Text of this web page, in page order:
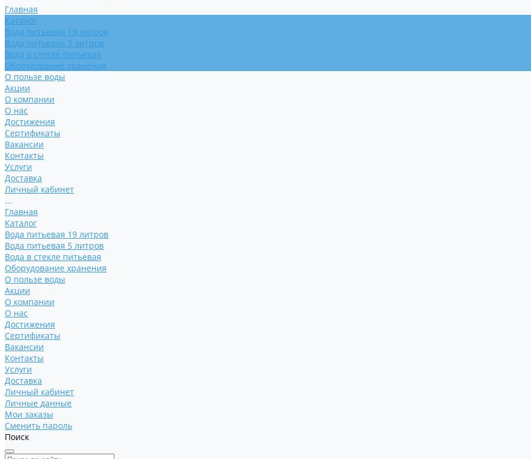
Главная
Каталог
Вода питьевая 19 литров
Вода питьевая 5 литров
Вода в стекле питьевая
Оборудование хранения
О пользе воды
Акции
О компании
О нас
Достижения
Сертификаты
Вакансии
Контакты
Услуги
Доставка
Личный кабинет
...
Главная
Каталог
Вода питьевая 19 литров
Вода питьевая 5 литров
Вода в стекле питьевая
Оборудование хранения
О пользе воды
Акции
О компании
О нас
Достижения
Сертификаты
Вакансии
Контакты
Услуги
Доставка
Личный кабинет
Личные данные
Мои заказы
Сменить пароль
Поиск